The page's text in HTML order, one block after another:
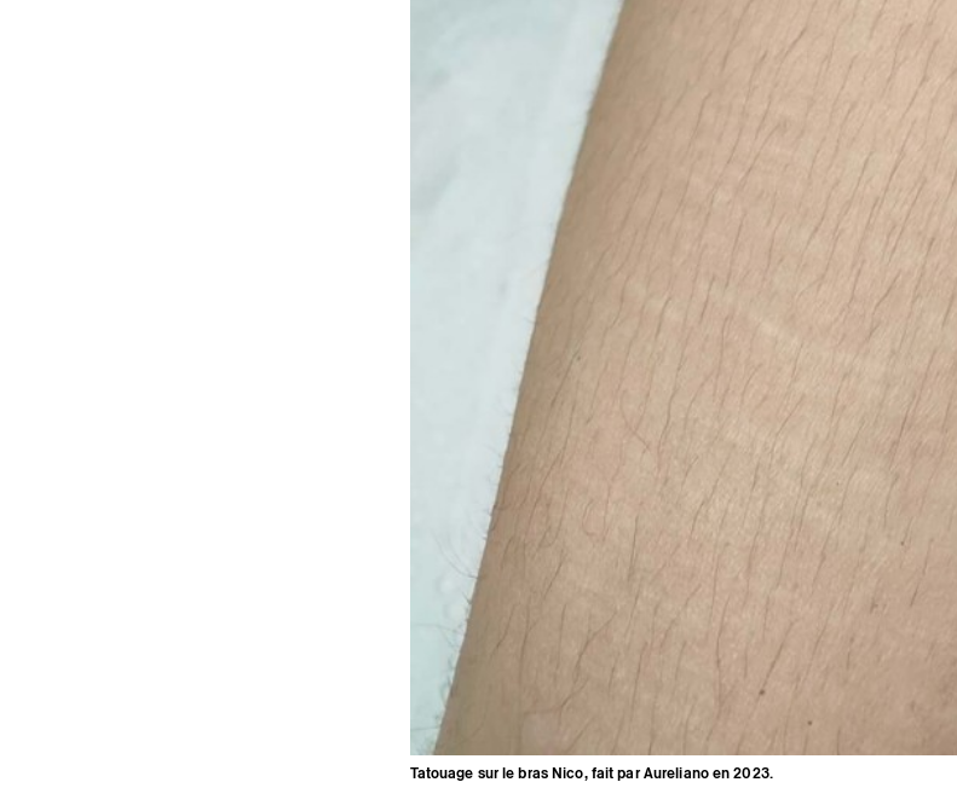
Tatouage sur le bras Nico, fait par Aureliano en 2023.